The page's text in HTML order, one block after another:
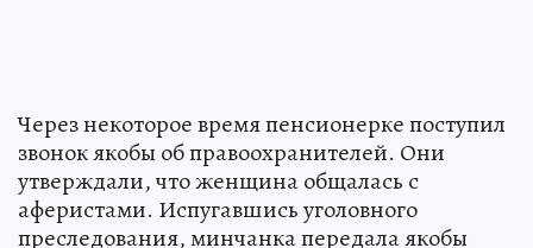
Через некоторое время пенсионерке поступил
звонок якобы об правоохранителей. Они
утверждали, что женщина общалась с
аферистами. Испугавшись уголовного
преследования, минчанка передала якобы